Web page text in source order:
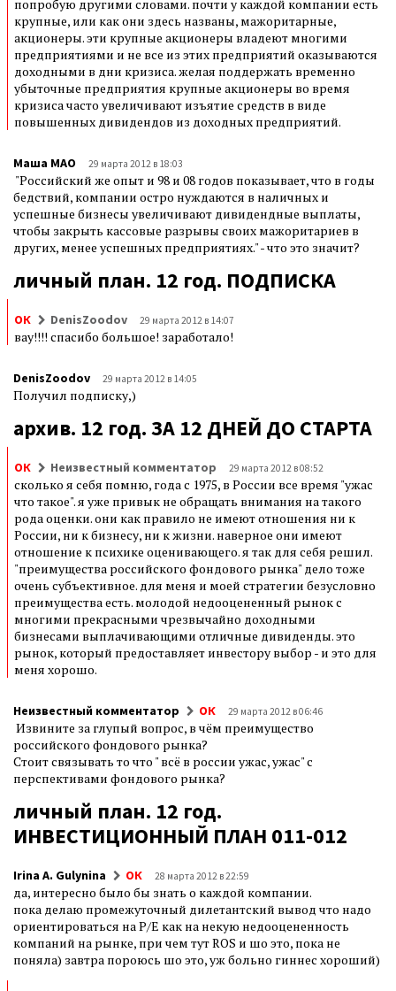
попробую другими словами. почти у каждой компании есть
крупные, или как они здесь названы, мажоритарные,
акционеры. эти крупные акционеры владеют многими
предприятиями и не все из этих предприятий оказываются
доходными в дни кризиса. желая поддержать временно
убыточные предприятия крупные акционеры во время
кризиса часто увеличивают изъятие средств в виде
повышенных дивидендов из доходных предприятий.
Маша МАО 29 марта 2012 в 18:03
"Российский же опыт и 98 и 08 годов показывает, что в годы
бедствий, компании остро нуждаются в наличных и
успешные бизнесы увеличивают дивидендные выплаты,
чтобы закрыть кассовые разрывы своих мажоритариев в
других, менее успешных предприятиях." - что это значит?
личный план. 12 год. ПОДПИСКА
ОК DenisZoodov 29 марта 2012 в 14:07
вау!!!! спасибо большое! заработало!
DenisZoodov 29 марта 2012 в 14:05
Получил подписку,)
архив. 12 год. ЗА 12 ДНЕЙ ДО СТАРТА
ОК Неизвестный комментатор 29 марта 2012 в 08:52
сколько я себя помню, года с 1975, в России все время "ужас
что такое". я уже привык не обращать внимания на такого
рода оценки. они как правило не имеют отношения ни к
России, ни к бизнесу, ни к жизни. наверное они имеют
отношение к психике оценивающего. я так для себя решил.
"преимущества российского фондового рынка" дело тоже
очень субъективное. для меня и моей стратегии безусловно
преимущества есть. молодой недооцененный рынок с
многими прекрасными чрезвычайно доходными
бизнесами выплачивающими отличные дивиденды. это
рынок, который предоставляет инвестору выбор - и это для
меня хорошо.
Неизвестный комментатор ОК 29 марта 2012 в 06:46
Извините за глупый вопрос, в чём преимущество
российского фондового рынка?
Стоит связывать то что " всё в россии ужас, ужас" с
перспективами фондового рынка?
личный план. 12 год.
ИНВЕСТИЦИОННЫЙ ПЛАН 011-012
Irina A. Gulynina ОК 28 марта 2012 в 22:59
да, интересно было бы знать о каждой компании.
пока делаю промежуточный дилетантский вывод что надо
ориентироваться на P/E как на некую недооцененность
компаний на рынке, при чем тут ROS и шо это, пока не
поняла) завтра пороюсь шо это, уж больно гиннес хороший)